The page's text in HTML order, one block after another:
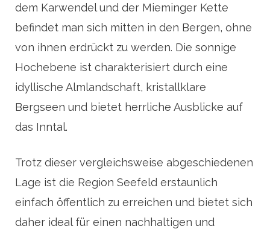
dem Karwendel und der Mieminger Kette
befindet man sich mitten in den Bergen, ohne
von ihnen erdrückt zu werden. Die sonnige
Hochebene ist charakterisiert durch eine
idyllische Almlandschaft, kristallklare
Bergseen und bietet herrliche Ausblicke auf
das Inntal.
Trotz dieser vergleichsweise abgeschiedenen
Lage ist die Region Seefeld erstaunlich
einfach öffentlich zu erreichen und bietet sich
daher ideal für einen nachhaltigen und